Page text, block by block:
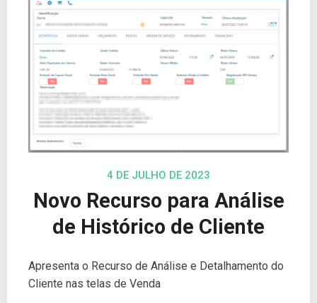
4 DE JULHO DE 2023
Novo Recurso para Análise
de Histórico de Cliente
Apresenta o Recurso de Análise e Detalhamento do
Cliente nas telas de Venda